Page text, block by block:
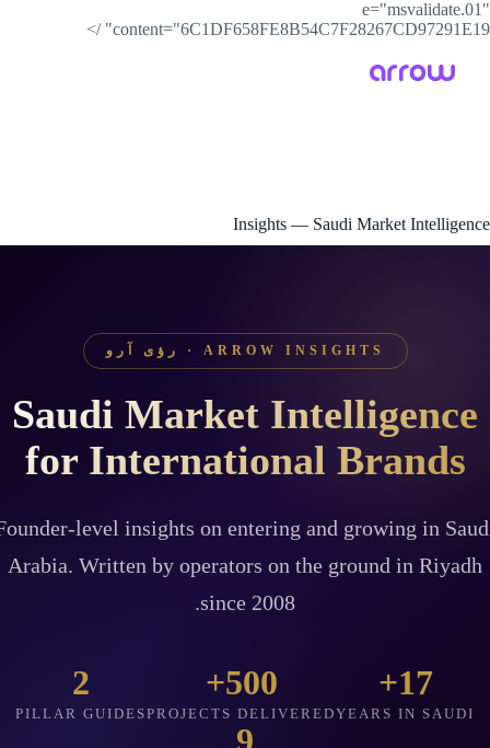
e="msvalidate.01"
content="6C1DF658FE8B54C7F28267CD97291E19" />
Insights — Saudi Market Intelligence
ARROW INSIGHTS · رؤى آرو
Saudi Market Intelligence
for International Brands
level insights on entering and growing in
Arabia. Written by operators on the ground in Riyadh
since 2008.
17+
YEARS IN SAUDI
500+
PROJECTS DELIVERED
2
PILLAR GUIDES